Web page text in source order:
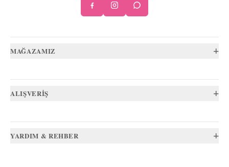
MAĞAZAMIZ +
ALIŞVERİŞ +
YARDIM & REHBER +